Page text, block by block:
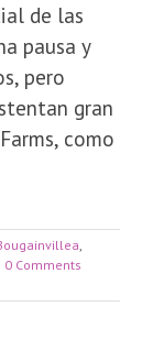
de las
pausa y
pero
gran
como
,
0 Comments